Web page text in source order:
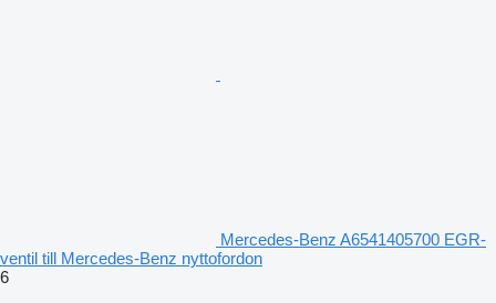
Mercedes-Benz A6541405700 EGR-
ventil till Mercedes-Benz nyttofordon
6